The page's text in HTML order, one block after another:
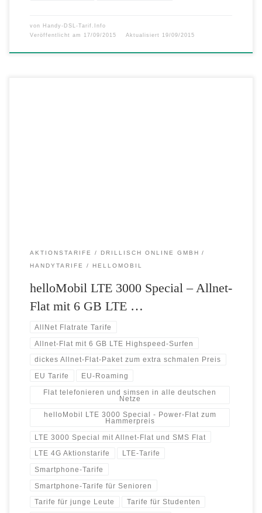
von Handy-DSL-Tarif.Info
Veröffentlicht am
17/09/2015 Aktualisiert 19/09/2015
AKTIONSTARIFE
DRILLISCH ONLINE GMBH
HANDYTARIFE
HELLOMOBIL
helloMobil LTE 3000 Special – Allnet-
Flat mit 6 GB LTE …
AllNet Flatrate Tarife
Allnet-Flat mit 6 GB LTE Highspeed-Surfen
dickes Allnet-Flat-Paket zum extra schmalen Preis
EU Tarife EU-Roaming
Flat telefonieren und simsen in alle deutschen
Netze
helloMobil LTE 3000 Special - Power-Flat zum
Hammerpreis
LTE 3000 Special mit Allnet-Flat und SMS Flat
LTE 4G Aktionstarife LTE-Tarife
Smartphone-Tarife
Smartphone-Tarife für Senioren
Tarife für junge Leute Tarife für Studenten